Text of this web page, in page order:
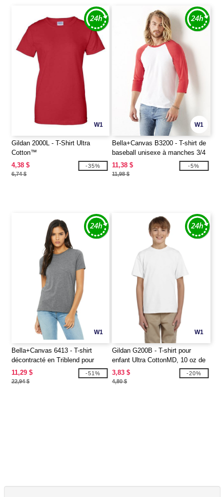
W1
Gildan 2000L - T-Shirt Ultra
Cotton™
4,38 $
6,74 $
-35%
W1
Bella+Canvas B3200 - T-shirt de
baseball unisexe à manches 3/4
11,38 $
11,98 $
-5%
W1
Bella+Canvas 6413 - T-shirt
décontracté en Triblend pour
dames
11,29 $
22,94 $
-51%
W1
Gildan G200B - T-shirt pour
enfant Ultra CottonMD, 10 oz de
MD (2000B)
3,83 $
4,80 $
-20%